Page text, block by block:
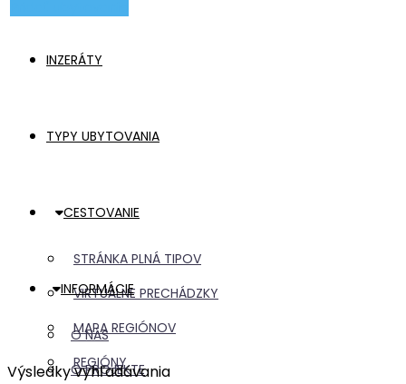
INZERÁTY
TYPY UBYTOVANIA
CESTOVANIE
STRÁNKA PLNÁ TIPOV
VIRTUÁLNE PRECHÁDZKY
MAPA REGIÓNOV
REGIÓNY
INFORMÁCIE
O NÁS
O PROJEKTE
Výsledky vyhľadávania